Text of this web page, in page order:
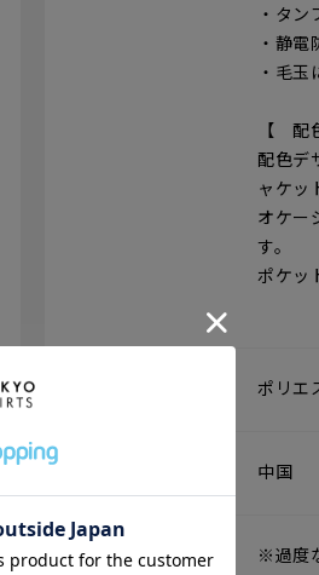
・タン
・静電
・毛
【 配
配色デ
ャケッ
オケー
す。
ポケッ
ポリエ
中国
注意点
※過度